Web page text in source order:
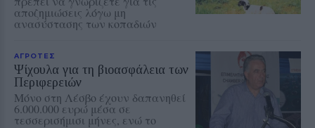
αποζημιώσεις λόγω μη
ανασύστασης των κοπαδιών
ΑΓΡΟΤΕΣ
Ψίχουλα για τη βιοασφάλεια των
Περιφερειών
Μόνο στη Λέσβο έχουν δαπανηθεί
6.000.000 ευρώ μέσα σε
τεσσερισήμισι μήνες, ενώ το